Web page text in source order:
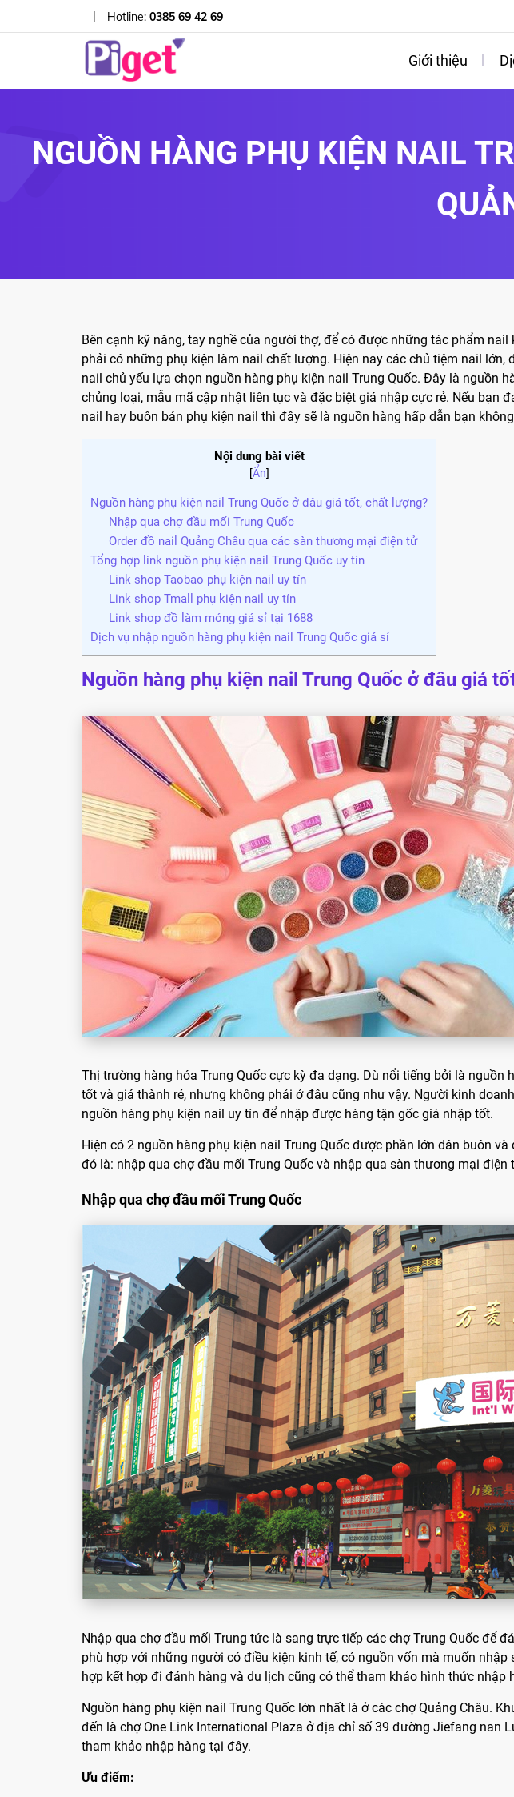
| Hotline: 0385 69 42 69
Giới thiệu
NGUỒN HÀNG PHỤ KIỆN NAIL
Bên cạnh kỹ năng, tay nghề của người thợ, để có được những tác phẩm nail
phải có những phụ kiện làm nail chất lượng. Hiện nay các chủ tiệm nail lớn,
nail chủ yếu lựa chọn nguồn hàng phụ kiện nail Trung Quốc. Đây là nguồn
chủng loại, mẫu mã cập nhật liên tục và đặc biệt giá nhập cực rẻ. Nếu bạn
nail hay buôn bán phụ kiện nail thì đây sẽ là nguồn hàng hấp dẫn bạn
Nội dung bài viết
[Ẩn]
Nguồn hàng phụ kiện nail Trung Quốc ở đâu giá tốt, chất lượng?
Nhập qua chợ đầu mối Trung Quốc
Order đồ nail Quảng Châu qua các sàn thương mại điện tử
Tổng hợp link nguồn phụ kiện nail Trung Quốc uy tín
Link shop Taobao phụ kiện nail uy tín
Link shop Tmall phụ kiện nail uy tín
Link shop đồ làm móng giá sỉ tại 1688
Dịch vụ nhập nguồn hàng phụ kiện nail Trung Quốc giá sỉ
Nguồn hàng phụ kiện nail Trung Quốc ở đâu giá
Thị trường hàng hóa Trung Quốc cực kỳ đa dạng. Dù nổi tiếng bởi là nguồn
tốt và giá thành rẻ, nhưng không phải ở đâu cũng như vậy. Người kinh
nguồn hàng phụ kiện nail uy tín để nhập được hàng tận gốc giá nhập tốt.
Hiện có 2 nguồn hàng phụ kiện nail Trung Quốc được phần lớn dân buôn
đó là: nhập qua chợ đầu mối Trung Quốc và nhập qua sàn thương mại điện
Nhập qua chợ đầu mối Trung Quốc
Nhập qua chợ đầu mối Trung tức là sang trực tiếp các chợ Trung Quốc để
phù hợp với những người có điều kiện kinh tế, có nguồn vốn mà muốn
hợp kết hợp đi đánh hàng và du lịch cũng có thể tham khảo hình thức nhập
Nguồn hàng phụ kiện nail Trung Quốc lớn nhất là ở các chợ Quảng Châu.
đến là chợ One Link International Plaza ở địa chỉ số 39 đường Jiefang nan
tham khảo nhập hàng tại đây.
Ưu điểm: